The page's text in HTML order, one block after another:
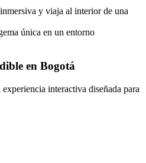
y viaja al interior de una
única en un entorno
en Bogotá
interactiva diseñada para